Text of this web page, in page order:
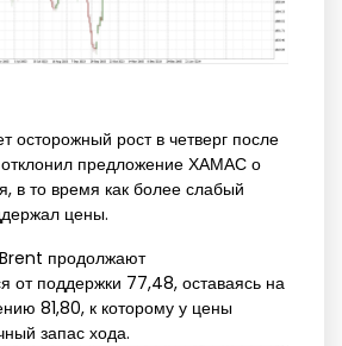
осторожный рост в четверг после
отклонил предложение ХАМАС о
в то время как более слабый
цены.
продолжают
от поддержки 77,48, оставаясь на
81,80, к которому у цены
запас хода.